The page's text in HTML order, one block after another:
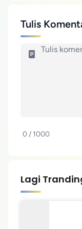
Tulis
0 / 1000
Lagi